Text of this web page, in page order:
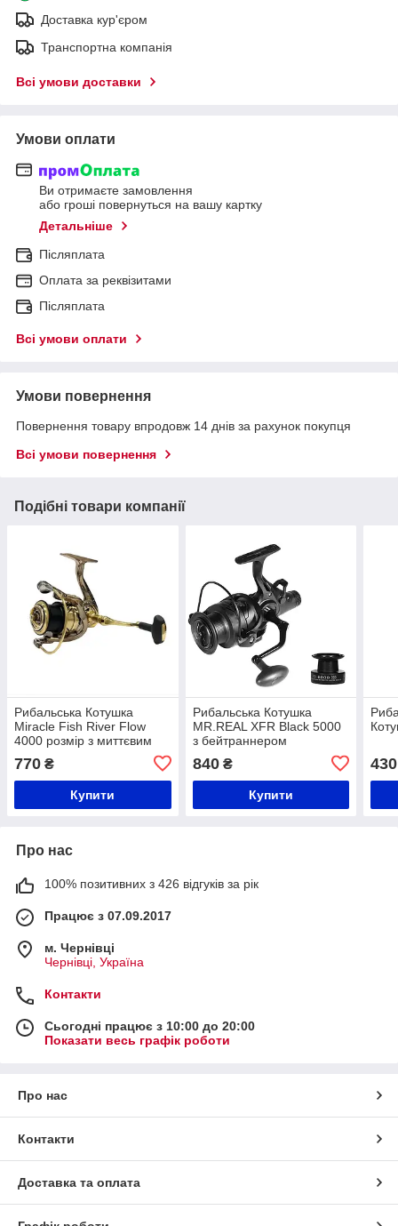
Доставка кур'єром
Транспортна компанія
Всі умови доставки
Умови оплати
Ви отримаєте замовлення
або гроші повернуться на вашу картку
Детальніше
Післяплата
Оплата за реквізитами
Післяплата
Всі умови оплати
Умови повернення
Повернення товару впродовж 14 днів за рахунок покупця
Всі умови повернення
Подібні товари компанії
Рибальська Котушка
Miracle Fish River Flow
4000 розмір з миттєвим
770 ₴
Купити
Рибальська Котушка
MR.REAL XFR Black 5000
з бейтраннером
840₴
Купити
430
Про нас
100% позитивних з 426 відгуків за рік
Працює з 07.09.2017
м. Чернівці
Чернівці, Україна
Контакти
Сьогодні працює з 10:00 до 20:00
Показати весь графік роботи
Про нас
Контакти
Доставка та оплата